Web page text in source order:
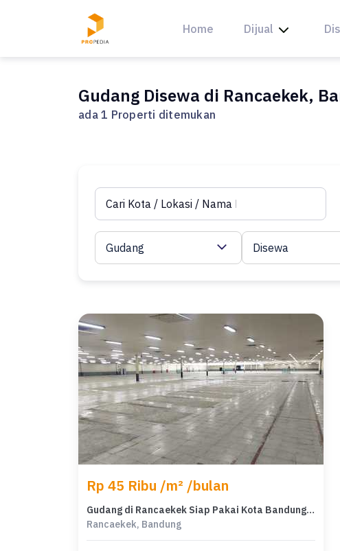
Home Dijual
Gudang Disewa di Rancaekek,
ada 1 Properti ditemukan
Gudang Disewa
Rp 45 Ribu /m² /bulan
Gudang di Rancaekek Siap Pakai Kota Bandung Cileunyi
Rancaekek, Bandung